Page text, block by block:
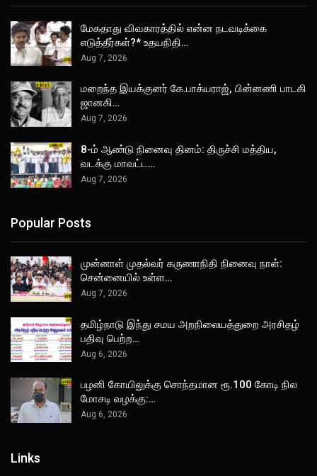
மேகதாது விவகாரத்தில் என்ன நடவடிக்கை
எடுத்தீர்கள்?* உதயநிதி…
Aug 7, 2026
மறைந்த இயக்குனர் கே.பாக்யராஜ், பின்னணி பாடகி
ஜானகி…
Aug 7, 2026
8-ம் ஆண்டு நினைவு தினம்: திருச்சி மத்திய,
வடக்கு மாவட்ட…
Aug 7, 2026
Popular Posts
முன்னாள் முதல்வர் கருணாநிதி நினைவு நாள்:
சென்னையில் உள்ள…
Aug 7, 2026
தமிழ்நாடு இந்து சமய அறநிலையத்துறை அரசிதழ்
பதிவு பெற்ற…
Aug 6, 2026
பழனி கோயிலுக்கு சொந்தமான ரூ.100 கோடி நில
மோசடி வழக்கு:…
Aug 6, 2026
Links